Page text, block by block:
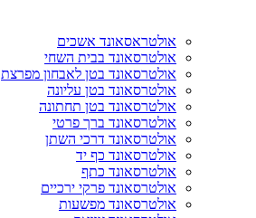
אולטראסאונד אשכים
אולטרסאונד בבית השחי
אולטרסאונד בטן לאבחון מפרצת
אולטרסאונד בטן עליונה
אולטרסאונד בטן תחתונה
אולטרסאונד ברך פרטי
אולטרסאונד דרכי השתן
אולטרסאונד כף יד
אולטרסאונד כתף
אולטרסאונד פרקי ירכיים
אולטרסאונד מפשעות